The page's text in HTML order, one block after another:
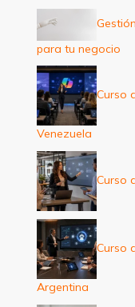
para tu negocio
Curso
Venezuela
Curso
Curso
Argentina